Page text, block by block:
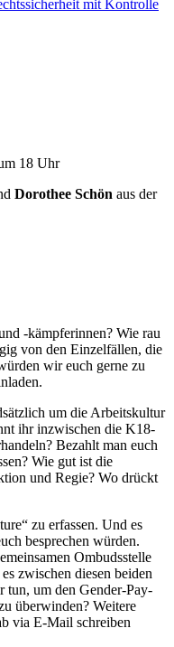
mit Kontrolle
18 Uhr
Dorothee Schön aus der
-kämpferinnen? Wie rau
von den Einzelfällen, die
wir euch gerne zu
um die Arbeitskultur
ihr inzwischen die K18-
Bezahlt man euch
Wie gut ist die
und Regie? Wo drückt
zu erfassen. Und es
besprechen würden.
Ombudsstelle
zwischen diesen beiden
um den Gender-Pay-
überwinden? Weitere
via E-Mail schreiben